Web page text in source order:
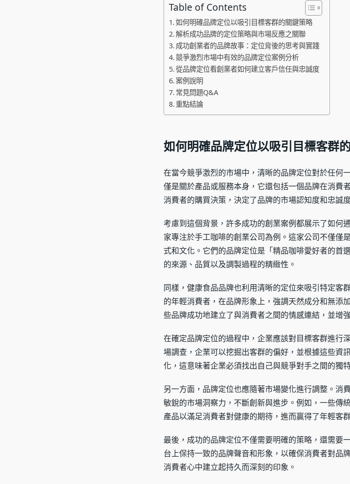
Table of Contents
如何明確品牌定位以吸引目標客群的關鍵策略
解析成功品牌的定位策略與市場反應之關聯
成功創業者的品牌故事：定位背後的思考與實踐
競爭激烈市場中有效的品牌定位案例分析
從品牌定位看創業者如何建立客戶信任與忠誠度
案例說明
常見問題Q&A
重點結論
如何明確品牌定位以吸引目標客群
在當今競爭激烈的市場中，清晰的品牌定位對於任何
僅是關於產品或服務本身，它還包括一個品牌在消費
消費者的購買決策，決定了品牌的市場認知度和忠誠
考慮到這個背景，許多成功的創業案例都展示了如何
家專注於手工咖啡的創業公司為例。這家公司不僅僅
式和文化。它們的品牌定位是「精品咖啡愛好者的首
的來源、品質以及調製過程的精緻性。
同樣，健康食品品牌也利用清晰的定位來吸引特定客
的年輕消費者，在品牌形象上，強調天然成分和無添
些品牌成功地建立了與消費者之間的情感連結，並增
在確定品牌定位的過程中，企業應該對目標客群進行
場調查，企業可以挖掘出客群的偏好，並根據這些資
化，這意味著企業必須找出自己與競爭對手之間的獨
另一方面，品牌定位也應隨著市場變化進行調整。消
敏銳的市場洞察力，不斷創新與進步。例如，一些傳
產品以滿足消費者對健康的期待，進而贏得了年輕客
最後，成功的品牌定位不僅需要明確的策略，還需要
台上保持一致的品牌聲音和形象，以確保消費者對品
消費者心中建立起持久而深刻的印象。